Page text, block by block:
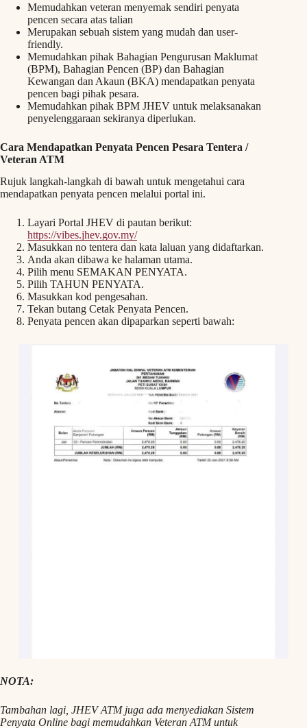
Memudahkan veteran menyemak sendiri penyata
pencen secara atas talian
Merupakan sebuah sistem yang mudah dan user-
friendly.
Memudahkan pihak Bahagian Pengurusan Maklumat
(BPM), Bahagian Pencen (BP) dan Bahagian
Kewangan dan Akaun (BKA) mendapatkan penyata
pencen bagi pihak pesara.
Memudahkan pihak BPM JHEV untuk melaksanakan
penyelenggaraan sekiranya diperlukan.
Cara Mendapatkan Penyata Pencen Pesara Tentera /
Veteran ATM
Rujuk langkah-langkah di bawah untuk mengetahui cara
mendapatkan penyata pencen melalui portal ini.
Layari Portal JHEV di pautan berikut:
https://vibes.jhev.gov.my/
Masukkan no tentera dan kata laluan yang didaftarkan.
Anda akan dibawa ke halaman utama.
Pilih menu SEMAKAN PENYATA.
Pilih TAHUN PENYATA.
Masukkan kod pengesahan.
Tekan butang Cetak Penyata Pencen.
Penyata pencen akan dipaparkan seperti bawah:
NOTA:
Tambahan lagi, JHEV ATM juga ada menyediakan Sistem
Penyata Online bagi memudahkan Veteran ATM untuk